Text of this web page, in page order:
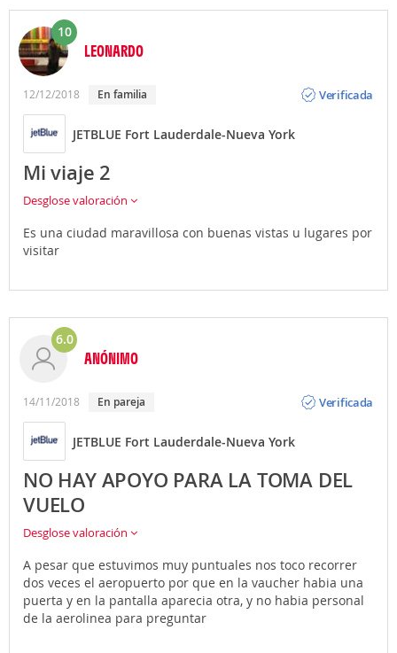
10
LEONARDO
12/12/2018 En familia
Verificada
JETBLUE Fort Lauderdale-Nueva York
Mi viaje 2
Desglose valoración
Es una ciudad maravillosa con buenas vistas u lugares por
visitar
6.0
ANÓNIMO
14/11/2018 En pareja
Verificada
JETBLUE Fort Lauderdale-Nueva York
NO HAY APOYO PARA LA TOMA DEL
VUELO
Desglose valoración
A pesar que estuvimos muy puntuales nos toco recorrer
dos veces el aeropuerto por que en la vaucher habia una
puerta y en la pantalla aparecia otra, y no habia personal
de la aerolinea para preguntar